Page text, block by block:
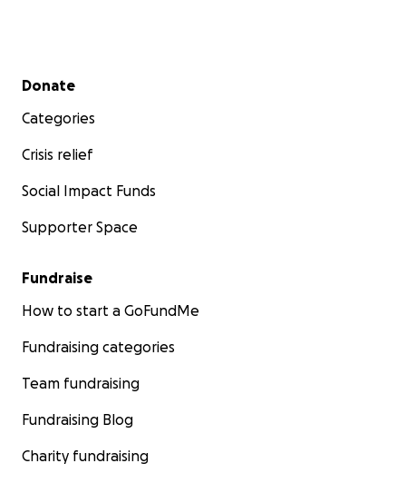
Secondary menu
Donate
Categories
Crisis relief
Social Impact Funds
Supporter Space
Fundraise
How to start a GoFundMe
Fundraising categories
Team fundraising
Fundraising Blog
Charity fundraising